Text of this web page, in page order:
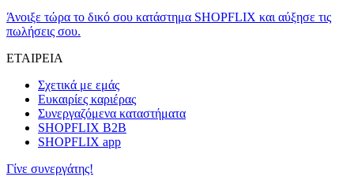
Άνοιξε τώρα το δικό σου κατάστημα SHOPFLIX και αύξησε τις
πωλήσεις σου.
ΕΤΑΙΡΕΙΑ
Σχετικά με εμάς
Ευκαιρίες καριέρας
Συνεργαζόμενα καταστήματα
SHOPFLIX B2B
SHOPFLIX app
Γίνε συνεργάτης!